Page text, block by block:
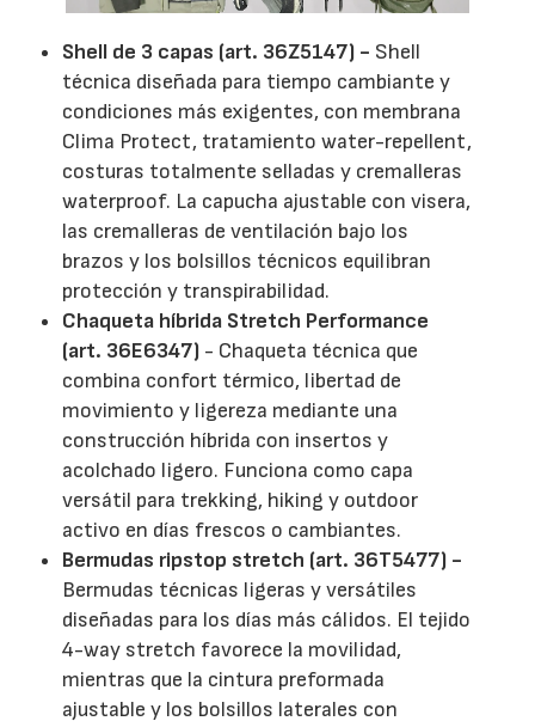
Shell de 3 capas (art. 36Z5147) - Shell
técnica diseñada para tiempo cambiante y
condiciones más exigentes, con membrana
Clima Protect, tratamiento water-repellent,
costuras totalmente selladas y cremalleras
waterproof. La capucha ajustable con visera,
las cremalleras de ventilación bajo los
brazos y los bolsillos técnicos equilibran
protección y transpirabilidad.
Chaqueta híbrida Stretch Performance
(art. 36E6347) - Chaqueta técnica que
combina confort térmico, libertad de
movimiento y ligereza mediante una
construcción híbrida con insertos y
acolchado ligero. Funciona como capa
versátil para trekking, hiking y outdoor
activo en días frescos o cambiantes.
Bermudas ripstop stretch (art. 36T5477) -
Bermudas técnicas ligeras y versátiles
diseñadas para los días más cálidos. El tejido
4-way stretch favorece la movilidad,
mientras que la cintura preformada
ajustable y los bolsillos laterales con